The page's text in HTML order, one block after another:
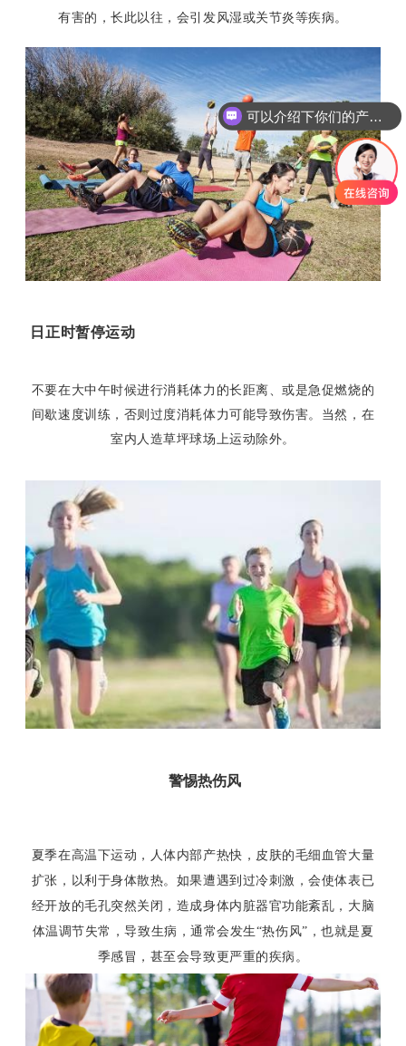
有害的，长此以往，会引发风湿或关节炎等疾病。
日正时暂停运动
不要在大中午时候进行消耗体力的长距离、或是急促燃烧的
间歇速度训练，否则过度消耗体力可能导致伤害。当然，在
室内人造草坪球场上运动除外。
警惕热伤风
夏季在高温下运动，人体内部产热快，皮肤的毛细血管大量
扩张，以利于身体散热。如果遭遇到过冷刺激，会使体表已
经开放的毛孔突然关闭，造成身体内脏器官功能紊乱，大脑
体温调节失常，导致生病，通常会发生“热伤风”，也就是夏
季感冒，甚至会导致更严重的疾病。
可以介绍下你们的产品么